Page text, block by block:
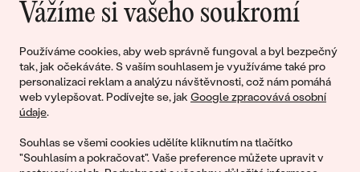
Vážíme si vašeho soukromí
Používáme cookies, aby web správně fungoval a byl bezpečný
tak, jak očekáváte. S vaším souhlasem je využíváme také pro
personalizaci reklam a analýzu návštěvnosti, což nám pomáhá
web vylepšovat. Podívejte se, jak Google zpracovává osobní
údaje.
Souhlas se všemi cookies udělíte kliknutím na tlačítko
"Souhlasím a pokračovat". Vaše preference můžete upravit v
Připojte se k nám!